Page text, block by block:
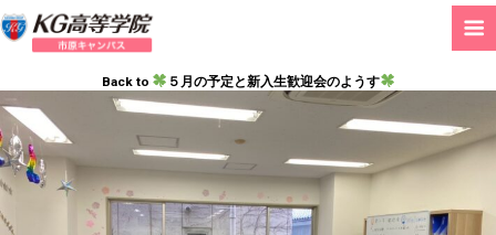
Back to ５月の予定と新入生歓迎会のようす